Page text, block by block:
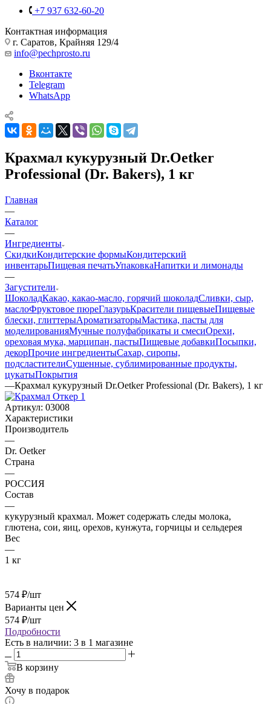
+7 937 632-60-20
Контактная информация
г. Саратов, Крайняя 129/4
info@pechprosto.ru
Вконтакте
Telegram
WhatsApp
Крахмал кукурузный Dr.Oetker
Professional (Dr. Bakers), 1 кг
Главная
—
Каталог
—
Ингредиенты
СкидкиКондитерские формыКондитерский
инвентарьПищевая печатьУпаковкаНапитки и лимонады
—
Загустители
ШоколадКакао, какао-масло, горячий шоколадСливки, сыр,
маслоФруктовое пюреГлазурьКрасители пищевыеПищевые
блески, глиттерыАроматизаторыМастика, пасты для
моделированияМучные полуфабрикаты и смесиОрехи,
ореховая мука, марципан, пастыПищевые добавкиПосыпки,
декорПрочие ингредиентыСахар, сиропы,
подсластителиСушенные, сублимированные продукты,
цукатыПокрытия
—Крахмал кукурузный Dr.Oetker Professional (Dr. Bakers), 1 кг
Артикул: 03008
Характеристики
Производитель
—
Dr. Oetker
Страна
—
РОССИЯ
Состав
—
кукурузный крахмал. Может содержать следы молока,
глютена, сои, яиц, орехов, кунжута, горчицы и сельдерея
Вес
—
1 кг
574 ₽/шт
Варианты цен
574 ₽/шт
Подробности
Есть в наличии: 3 в 1 магазине
В корзину
Хочу в подарок